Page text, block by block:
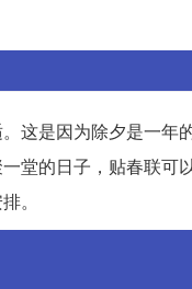
这是因为除夕是一年
堂的日子，贴春联可
。